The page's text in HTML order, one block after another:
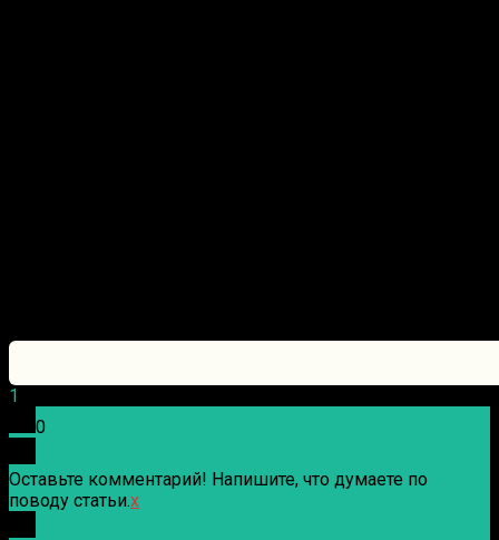
1
0
Оставьте комментарий! Напишите, что думаете по
поводу статьи.x